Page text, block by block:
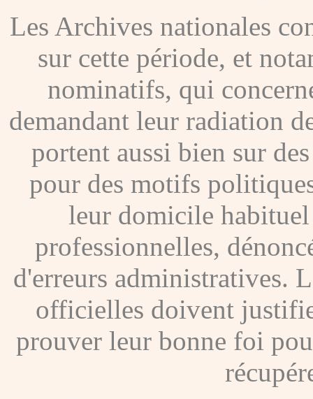
Les Archives nationales
sur cette période, et
nominatifs, qui
demandant leur radiation
portent aussi bien sur
pour des motifs
leur domicile
professionnelles,
d'erreurs administratives.
officielles doivent
prouver leur bonne foi